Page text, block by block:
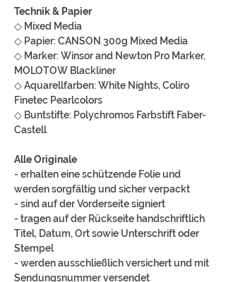
Technik & Papier
◇ Mixed Media
◇ Papier: CANSON 300g Mixed Media
◇ Marker: Winsor and Newton Pro Marker,
MOLOTOW Blackliner
◇ Aquarellfarben: White Nights, Coliro
Finetec Pearlcolors
◇ Buntstifte: Polychromos Farbstift Faber-
Castell
Alle Originale
- erhalten eine schützende Folie und
werden sorgfältig und sicher verpackt
- sind auf der Vorderseite signiert
- tragen auf der Rückseite handschriftlich
Titel, Datum, Ort sowie Unterschrift oder
Stempel
- werden ausschließlich versichert und mit
Sendungsnummer versendet